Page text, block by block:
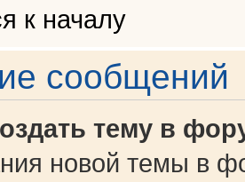
к началу
сообщений
тему в
новой темы в